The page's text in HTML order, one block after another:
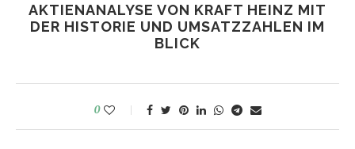
AKTIENANALYSE VON KRAFT HEINZ MIT
DER HISTORIE UND UMSATZZAHLEN IM
BLICK
0